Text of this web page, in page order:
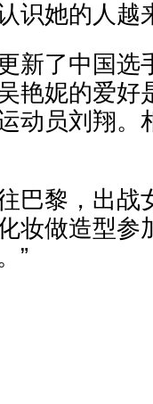
识她的人越
新了中国选
艳妮的爱好
动员刘翔。
巴黎，出战
妆做造型参
”